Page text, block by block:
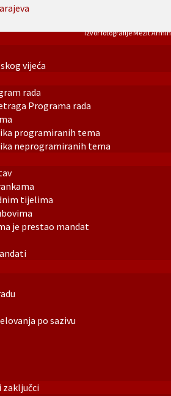
vijeća
rada
Programa rada
programiranih tema
neprogramiranih tema
tijelima
je prestao mandat
po sazivu
zaključci
Izvor fotografije Mezit Armin